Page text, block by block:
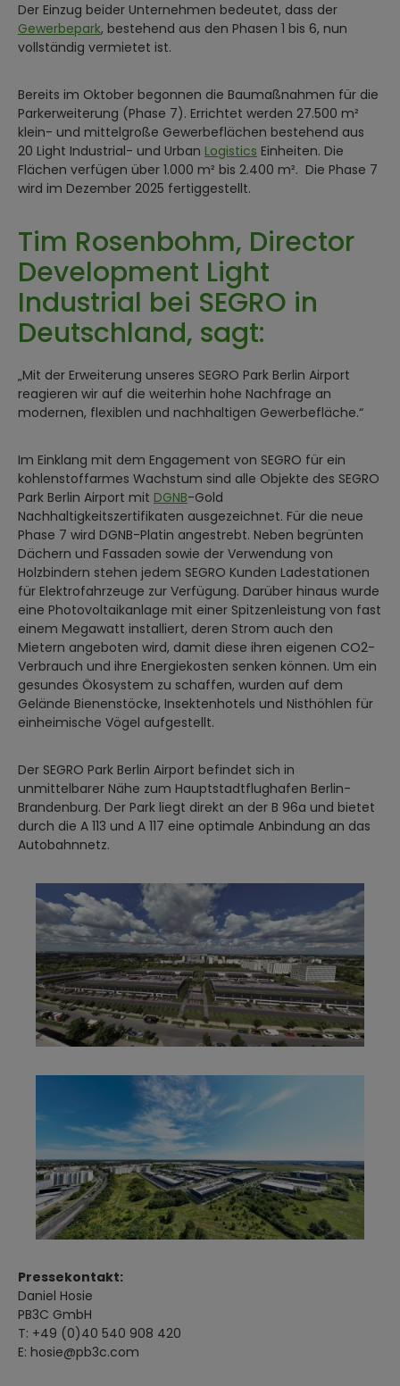
Der Einzug beider Unternehmen bedeutet, dass der
Gewerbepark, bestehend aus den Phasen 1 bis 6, nun
vollständig vermietet ist.
Bereits im Oktober begonnen die Baumaßnahmen für die
Parkerweiterung (Phase 7). Errichtet werden 27.500 m²
klein- und mittelgroße Gewerbeflächen bestehend aus
20 Light Industrial- und Urban Logistics Einheiten. Die
Flächen verfügen über 1.000 m² bis 2.400 m². Die Phase 7
wird im Dezember 2025 fertiggestellt.
Tim Rosenbohm, Director
Development Light
Industrial bei SEGRO in
Deutschland, sagt:
„Mit der Erweiterung unseres SEGRO Park Berlin Airport
reagieren wir auf die weiterhin hohe Nachfrage an
modernen, flexiblen und nachhaltigen Gewerbefläche.“
Im Einklang mit dem Engagement von SEGRO für ein
kohlenstoffarmes Wachstum sind alle Objekte des SEGRO
Park Berlin Airport mit DGNB-Gold
Nachhaltigkeitszertifikaten ausgezeichnet. Für die neue
Phase 7 wird DGNB-Platin angestrebt. Neben begrünten
Dächern und Fassaden sowie der Verwendung von
Holzbindern stehen jedem SEGRO Kunden Ladestationen
für Elektrofahrzeuge zur Verfügung. Darüber hinaus wurde
eine Photovoltaikanlage mit einer Spitzenleistung von fast
einem Megawatt installiert, deren Strom auch den
Mietern angeboten wird, damit diese ihren eigenen CO2-
Verbrauch und ihre Energiekosten senken können. Um ein
gesundes Ökosystem zu schaffen, wurden auf dem
Gelände Bienenstöcke, Insektenhotels und Nisthöhlen für
einheimische Vögel aufgestellt.
Der SEGRO Park Berlin Airport befindet sich in
unmittelbarer Nähe zum Hauptstadtflughafen Berlin-
Brandenburg. Der Park liegt direkt an der B 96a und bietet
durch die A 113 und A 117 eine optimale Anbindung an das
Autobahnnetz.
Pressekontakt:
Daniel Hosie
PB3C GmbH
T: +49 (0)40 540 908 420
E: hosie@pb3c.com